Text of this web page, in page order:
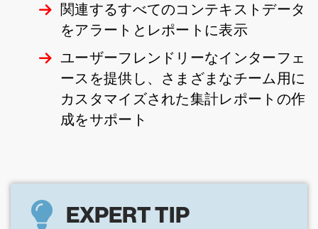
関連するすべてのコンテキストデータ
をアラートとレポートに表示
ユーザーフレンドリーなインターフェ
ースを提供し、さまざまなチーム用に
カスタマイズされた集計レポートの作
成をサポート
EXPERT TIP